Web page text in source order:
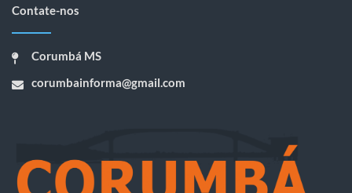
Contate-nos
Corumbá MS
corumbainforma@gmail.com